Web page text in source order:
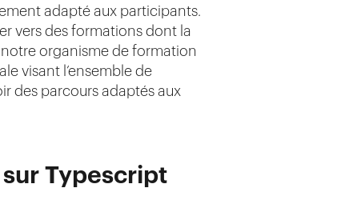
adapté aux participants.
vers des formations dont la
organisme de formation
visant l’ensemble de
des parcours adaptés aux
Typescript